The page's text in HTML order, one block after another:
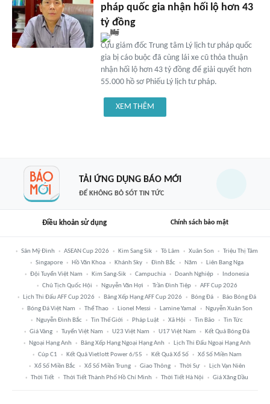
pháp quốc gia nhận hối lộ hơn 43
tỷ đồng
Cựu giám đốc Trung tâm Lý lịch tư pháp quốc
gia bị cáo buộc đã cùng lái xe cũ thỏa thuận
nhận hối lộ hơn 43 tỷ đồng để giải quyết hơn
55.000 hồ sơ Phiếu Lý lịch tư pháp.
XEM THÊM
TẢI ỨNG DỤNG BÁO MỚI
ĐỂ KHÔNG BỎ SÓT TIN TỨC
Điều khoản sử dụng Chính sách bảo mật
Sân Mỹ Đình ASEAN Cup 2026 Kim Sang Sik Tô Lâm Xuân Son
Triệu Thị Tâm
Singapore
Hồ Văn Khoa Khánh Sky Đình Bắc Năm
Liên Bang Nga
Đội Tuyển Việt Nam
Kim Sang-Sik Campuchia Doanh Nghiệp
Indonesia
Chủ Tịch Quốc Hội
Nguyễn Văn Hợi Trần Đình Tiệp
AFF Cup 2026
Lịch Thi Đấu AFF Cup 2026
Bảng Xếp Hạng AFF Cup 2026 Bóng Đá
Báo Bóng Đá
Bóng Đá Việt Nam
Thể Thao Lionel Messi Lamine Yamal
Nguyễn Xuân Son
Nguyễn Đình Bắc
Tin Thế Giới Pháp Luật Xã Hội Tin Bão
Tin Tức
Giá Vàng
Tuyển Việt Nam U23 Việt Nam U17 Việt Nam
Kết Quả Bóng Đá
Ngoại Hạng Anh
Bảng Xếp Hạng Ngoại Hạng Anh
Lịch Thi Đấu Ngoại Hạng Anh
Cúp C1
Kết Quả Vietlott Power 6/55 Kết Quả Xổ Số
Xổ Số Miền Nam
Xổ Số Miền Bắc
Xổ Số Miền Trung Giao Thông Thời Sự
Lịch Vạn Niên
Thời Tiết
Thời Tiết Thành Phố Hồ Chí Minh Thời Tiết Hà Nội Giá Xăng Dầu